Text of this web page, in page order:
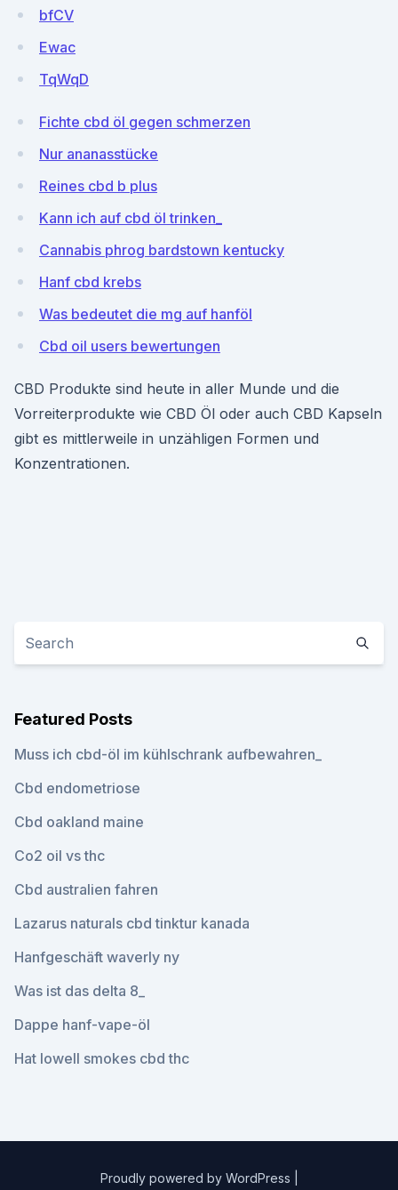
bfCV
Ewac
TqWqD
Fichte cbd öl gegen schmerzen
Nur ananasstücke
Reines cbd b plus
Kann ich auf cbd öl trinken_
Cannabis phrog bardstown kentucky
Hanf cbd krebs
Was bedeutet die mg auf hanföl
Cbd oil users bewertungen
CBD Produkte sind heute in aller Munde und die
Vorreiterprodukte wie CBD Öl oder auch CBD Kapseln
gibt es mittlerweile in unzähligen Formen und
Konzentrationen.
Featured Posts
Muss ich cbd-öl im kühlschrank aufbewahren_
Cbd endometriose
Cbd oakland maine
Co2 oil vs thc
Cbd australien fahren
Lazarus naturals cbd tinktur kanada
Hanfgeschäft waverly ny
Was ist das delta 8_
Dappe hanf-vape-öl
Hat lowell smokes cbd thc
Proudly powered by WordPress